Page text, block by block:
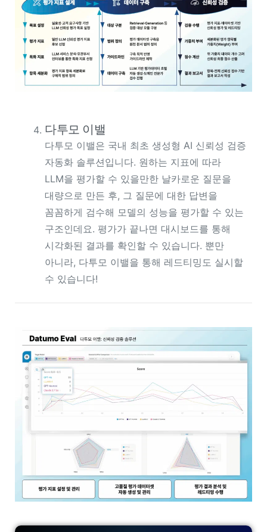
다투모 이밸
다투모 이밸은 국내 최초 생성형 AI 신뢰성 검증
자동화 솔루션입니다. 원하는 지표에 따라
LLM을 평가할 수 있을만한 날카로운 질문을
대량으로 만든 후, 그 질문에 대한 답변을
꼼꼼하게 검수해 모델의 성능을 평가할 수 있는
구조인데요. 평가가 끝나면 대시보드를 통해
시각화된 결과를 확인할 수 있습니다. 뿐만
아니라, 다투모 이밸을 통해 레드티밍도 실시할
수 있습니다!